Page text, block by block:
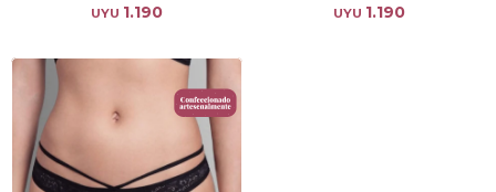
UYU 1.190 UYU 1.190